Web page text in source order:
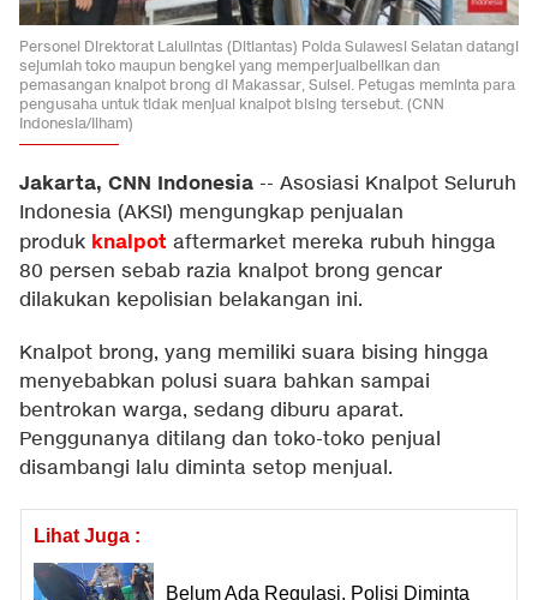
Personel Direktorat Lalulintas (Ditlantas) Polda Sulawesi Selatan datangi
sejumlah toko maupun bengkel yang memperjualbelikan dan
pemasangan knalpot brong di Makassar, Sulsel. Petugas meminta para
pengusaha untuk tidak menjual knalpot bising tersebut. (CNN
Indonesia/Ilham)
Jakarta, CNN Indonesia -- Asosiasi Knalpot Seluruh
Indonesia (AKSI) mengungkap penjualan
produk knalpot aftermarket mereka rubuh hingga
80 persen sebab razia knalpot brong gencar
dilakukan kepolisian belakangan ini.
Knalpot brong, yang memiliki suara bising hingga
menyebabkan polusi suara bahkan sampai
bentrokan warga, sedang diburu aparat.
Penggunanya ditilang dan toko-toko penjual
disambangi lalu diminta setop menjual.
Lihat Juga :
Belum Ada Regulasi, Polisi Diminta